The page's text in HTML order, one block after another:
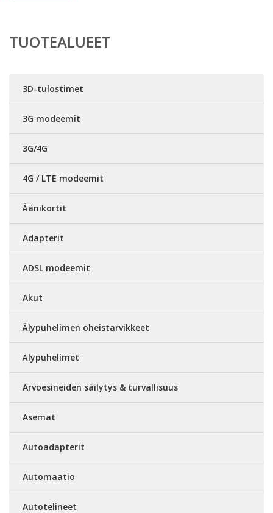
TUOTEALUEET
3D-tulostimet
3G modeemit
3G/4G
4G / LTE modeemit
Äänikortit
Adapterit
ADSL modeemit
Akut
Älypuhelimen oheistarvikkeet
Älypuhelimet
Arvoesineiden säilytys & turvallisuus
Asemat
Autoadapterit
Automaatio
Autotelineet